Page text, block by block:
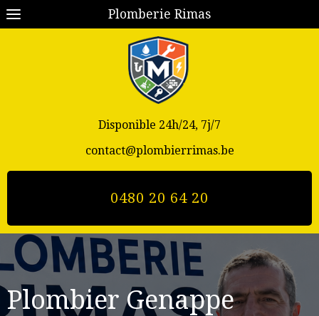
Plomberie Rimas
Disponible 24h/24, 7j/7
contact@plombierrimas.be
0480 20 64 20
Plombier Genappe